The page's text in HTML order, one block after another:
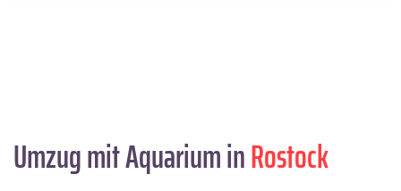
Umzug mit Aquarium inRostock